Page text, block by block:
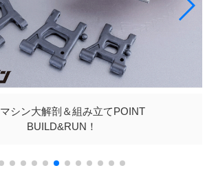
シン大解剖＆組み立てPOINT
BUILD&RUN！